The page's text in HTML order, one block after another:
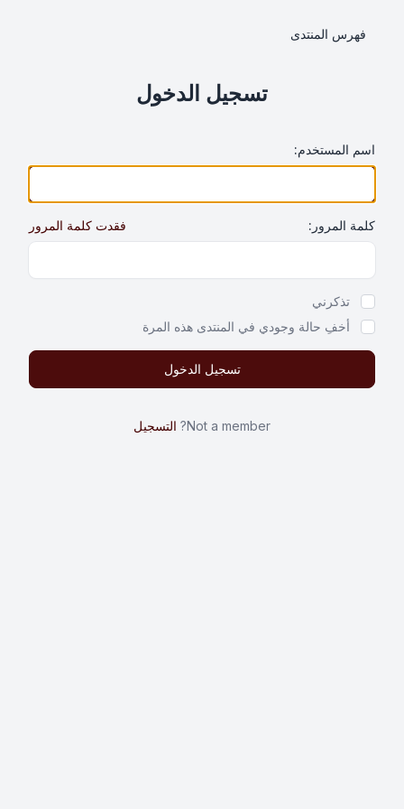
فهرس المنتدى
تسجيل الدخول
اسم المستخدم:
كلمة المرور: فقدت كلمة المرور
تذكرني
أخفِ حالة وجودي في المنتدى هذه المرة
Not a member? التسجيل